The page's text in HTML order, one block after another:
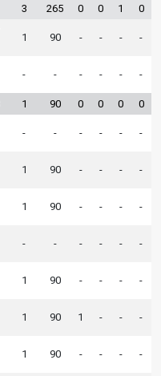
3 265 0 0 1 0
1 90 - - - -
- - - - - -
1 90 0 0 0 0
- - - - - -
1 90 - - - -
1 90 - - - -
- - - - - -
1 90 - - - -
1 90 1 - - -
1 90 - - - -